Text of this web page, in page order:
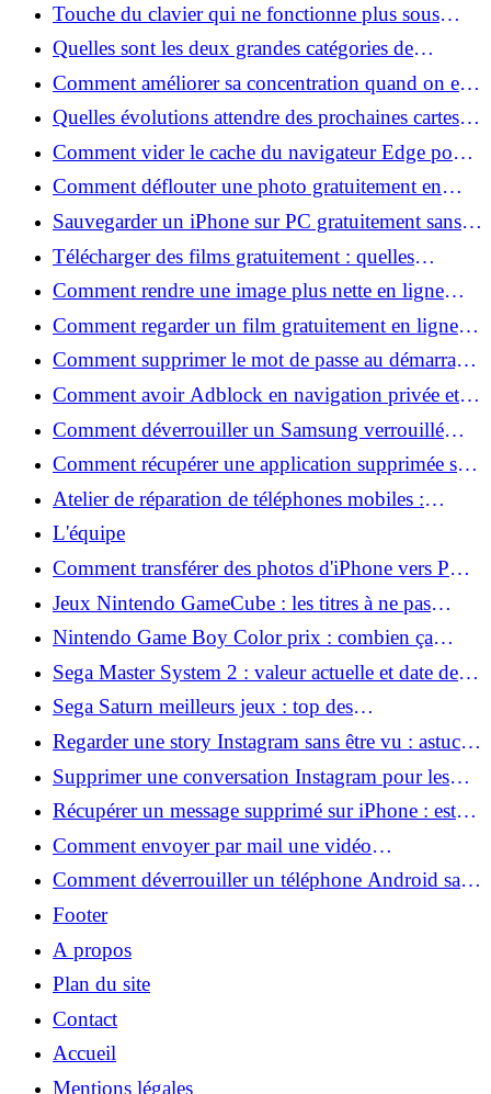
Touche du clavier qui ne fonctionne plus sous
Windows 11 : que faire ?
Quelles sont les deux grandes catégories de
logiciels malveillants ?
Comment améliorer sa concentration quand on est
gamer ?
Quelles évolutions attendre des prochaines cartes
graphiques pour PC ?
Comment vider le cache du navigateur Edge pour
accélérer Windows ?
Comment déflouter une photo gratuitement en
ligne et améliorer la netteté ?
Sauvegarder un iPhone sur PC gratuitement sans
iTunes : les méthodes qui marchent
Télécharger des films gratuitement : quelles
solutions légales existent vraiment ?
Comment rendre une image plus nette en ligne
sans logiciel compliqué ?
Comment regarder un film gratuitement en ligne
sans inscription ?
Comment supprimer le mot de passe au démarrage
de l’ordinateur sous Windows ?
Comment avoir Adblock en navigation privée et
bloquer toutes les pubs ?
Comment déverrouiller un Samsung verrouillé
avec un autre téléphone possible ou non ?
Comment récupérer une application supprimée sur
Android en quelques minutes ?
Atelier de réparation de téléphones mobiles :
Comment choisir le meilleur service près de chez
vous ?
L'équipe
Comment transférer des photos d'iPhone vers PC
rapidement ?
Jeux Nintendo GameCube : les titres à ne pas
manquer
Nintendo Game Boy Color prix : combien ça
coûte aujourd'hui ?
Sega Master System 2 : valeur actuelle et date de
sortie
Sega Saturn meilleurs jeux : top des
incontournables à découvrir
Regarder une story Instagram sans être vu : astuces
à connaître
Supprimer une conversation Instagram pour les
deux personnes : comment faire ?
Récupérer un message supprimé sur iPhone : est-ce
possible ?
Comment envoyer par mail une vidéo
volumineuse : astuces pratiques
Comment déverrouiller un téléphone Android sans
connaître son code ?
Footer
A propos
Plan du site
Contact
Accueil
Mentions légales